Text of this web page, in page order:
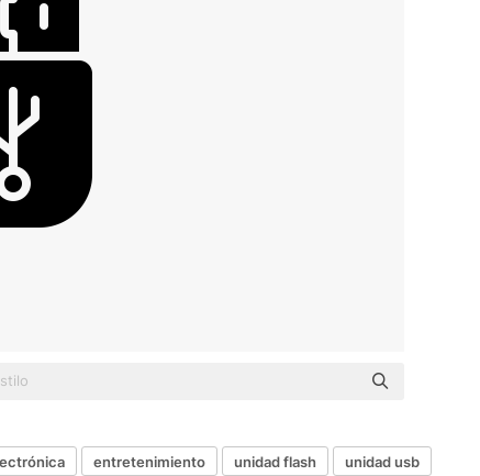
entretenimiento unidad flash unidad usb